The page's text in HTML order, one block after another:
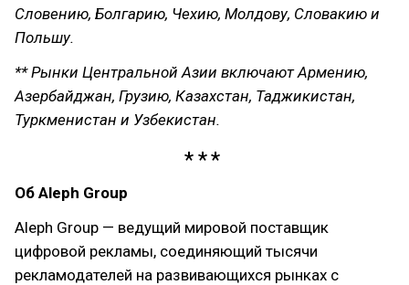
Словению, Болгарию, Чехию, Молдову, Словакию и
Польшу.
** Рынки Центральной Азии включают Армению,
Азербайджан, Грузию, Казахстан, Таджикистан,
Туркменистан и Узбекистан.
Об Aleph Group
Aleph Group — ведущий мировой поставщик
цифровой рекламы, соединяющий тысячи
рекламодателей на развивающихся рынках с